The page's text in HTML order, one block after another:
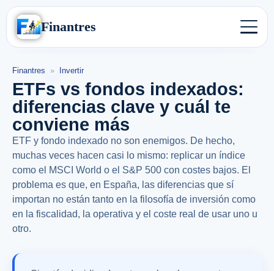
Finantres
Finantres » Invertir
ETFs vs fondos indexados:
diferencias clave y cuál te
conviene más
ETF y fondo indexado no son enemigos. De hecho,
muchas veces hacen casi lo mismo: replicar un índice
como el MSCI World o el S&P 500 con costes bajos. El
problema es que, en España, las diferencias que sí
importan no están tanto en la filosofía de inversión como
en la fiscalidad, la operativa y el coste real de usar uno u
otro.